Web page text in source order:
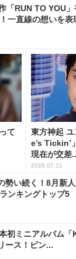
「RUN TO YOU」
一直線の想いを表
て
東方神起
e’s Tickin’
現在が交差
2026.07.21
勢い続く！8月新
ンキングトップ5
初ミニアルバム「
ース！ピン...